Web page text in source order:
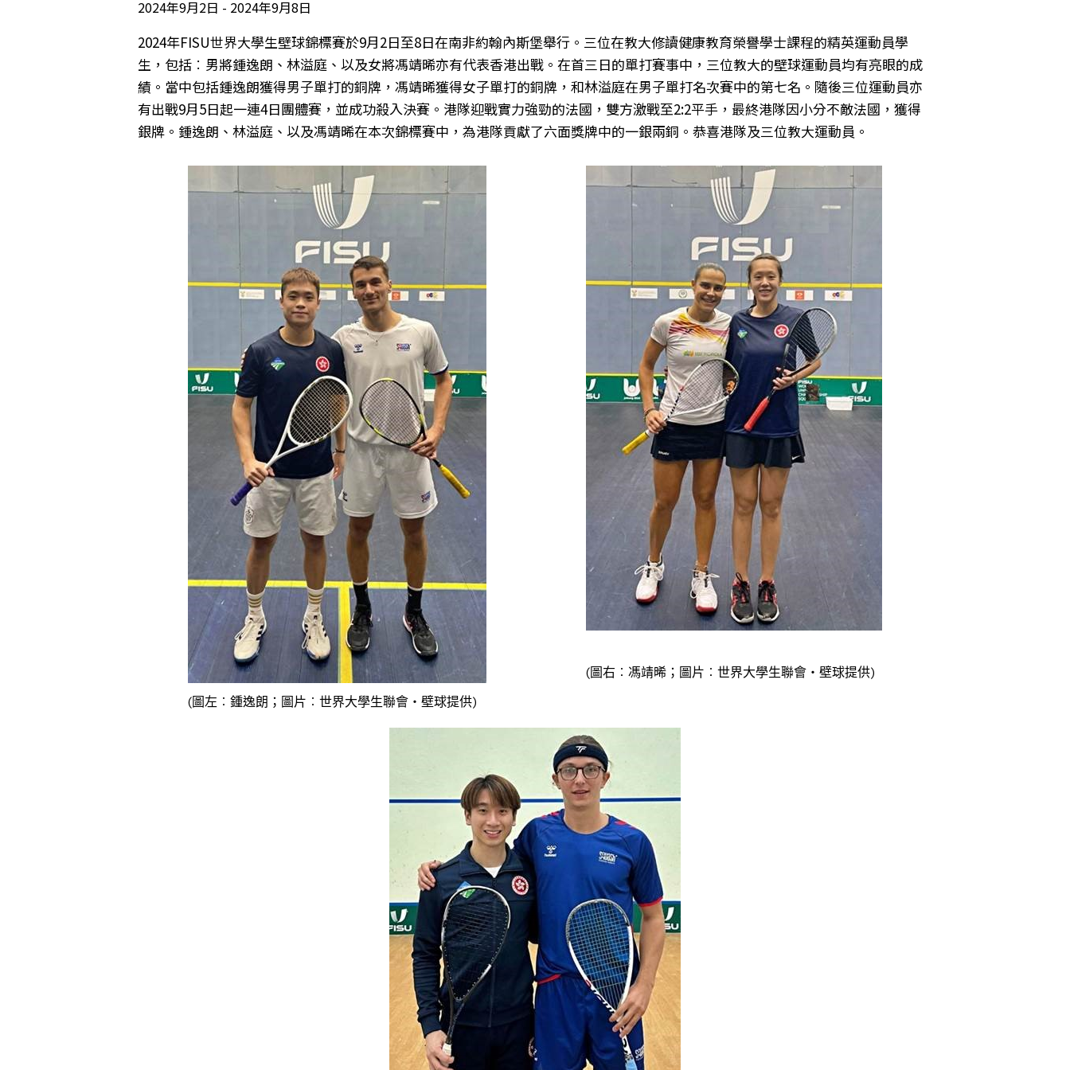
2024年9月2日 2024年9月8日
2024年FISU世界大學生壁球錦標賽於9月2日至8日在南非約翰內斯堡舉行。三位在教大修讀健康教育榮譽學士課程的精英運動員學
生，包括︰男將鍾逸朗、林溢庭、以及女將馮靖晞亦有代表香港出戰。在首三日的單打賽事中，三位教大的壁球運動員均有亮眼的成
績。當中包括鍾逸朗獲得男子單打的銅牌，馮靖晞獲得女子單打的銅牌，和林溢庭在男子單打名次賽中的第七名。隨後三位運動員亦
有出戰9月5日起一連4日團體賽，並成功殺入決賽。港隊迎戰實力強勁的法國，雙方激戰至2:2平手，最終港隊因小分不敵法國，獲得
銀牌。鍾逸朗、林溢庭、以及馮靖晞在本次錦標賽中，為港隊貢獻了六面獎牌中的一銀兩銅。恭喜港隊及三位教大運動員。
(圖左︰鍾逸朗；圖片︰世界大學生聯會‧壁球提供)
(圖右︰馮靖晞；圖片︰世界大學生聯會‧壁球提供)